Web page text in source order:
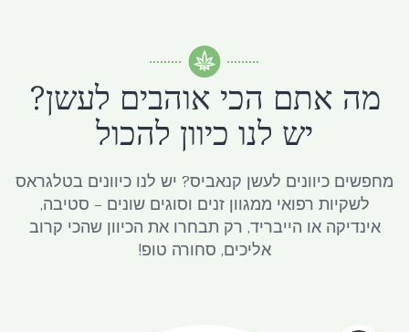
מה אתם הכי אוהבים לעשן?
יש לנו כיוון להכול
מחפשים כיוונים לעשן קנאביס? יש לנו כיוונים בטלגראס
לשקיות רפואי ממגוון זנים וסוגים שונים – סטיבה,
אינדיקה או הייבריד, רק תבחרו את הכיוון שהכי קרוב
אליכים, סחורה טופ!